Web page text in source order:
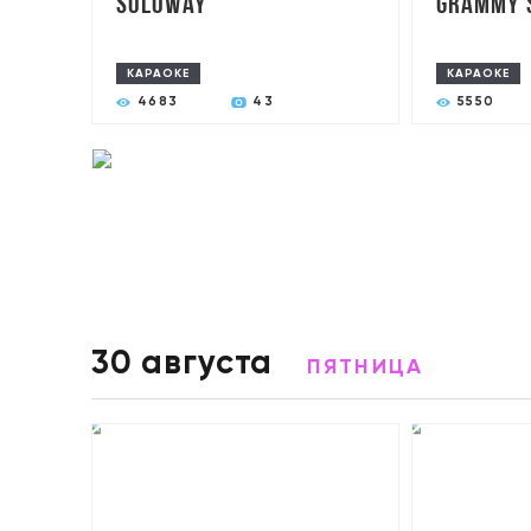
SoloWay
КАРАОКЕ
4683 43
КАРАОКЕ
5550
30 августа ПЯТНИЦА